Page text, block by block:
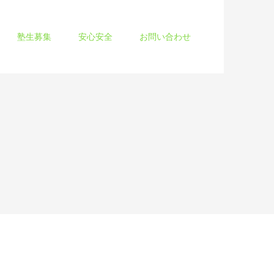
塾生募集 安心安全 お問い合わせ